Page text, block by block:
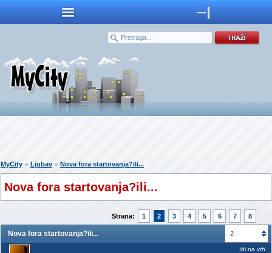
MyCity » Ljubav » Nova fora startovanja?ili...
Nova fora startovanja?ili...
Strana: 1 2 3 4 5 6 7 8
2
Nova fora startovanja?ili...
Idi na vrh